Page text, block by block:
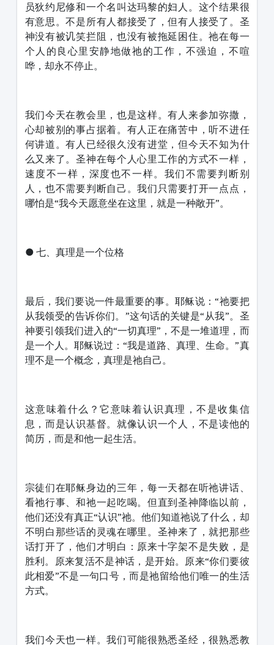
员狄约尼修和一个名叫达玛黎的妇人。这个结果很
有意思。不是所有人都接受了，但有人接受了。圣
神没有被讥笑拦阻，也没有被拖延困住。祂在每一
个人的良心里安静地做祂的工作，不强迫，不喧
哗，却永不停止。
我们今天在教会里，也是这样。有人来参加弥撒，
心却被别的事占据着。有人正在痛苦中，听不进任
何讲道。有人已经很久没有进堂，但今天不知为什
么又来了。圣神在每个人心里工作的方式不一样，
速度不一样，深度也不一样。我们不需要判断别
人，也不需要判断自己。我们只需要打开一点点，
哪怕是“我今天愿意坐在这里，就是一种敞开”。
● 七、真理是一个位格
最后，我们要说一件最重要的事。耶稣说：“祂要把
从我领受的告诉你们。”这句话的关键是“从我”。圣
神要引领我们进入的“一切真理”，不是一堆道理，而
是一个人。耶稣说过：“我是道路、真理、生命。”真
理不是一个概念，真理是祂自己。
这意味着什么？它意味着认识真理，不是收集信
息，而是认识基督。就像认识一个人，不是读他的
简历，而是和他一起生活。
宗徒们在耶稣身边的三年，每一天都在听祂讲话、
看祂行事、和祂一起吃喝。但直到圣神降临以前，
他们还没有真正“认识”祂。他们知道祂说了什么，却
不明白那些话的灵魂在哪里。圣神来了，就把那些
话打开了，他们才明白：原来十字架不是失败，是
胜利。原来复活不是神话，是开始。原来“你们要彼
此相爱”不是一句口号，而是祂留给他们唯一的生活
方式。
我们今天也一样。我们可能很熟悉圣经，很熟悉教